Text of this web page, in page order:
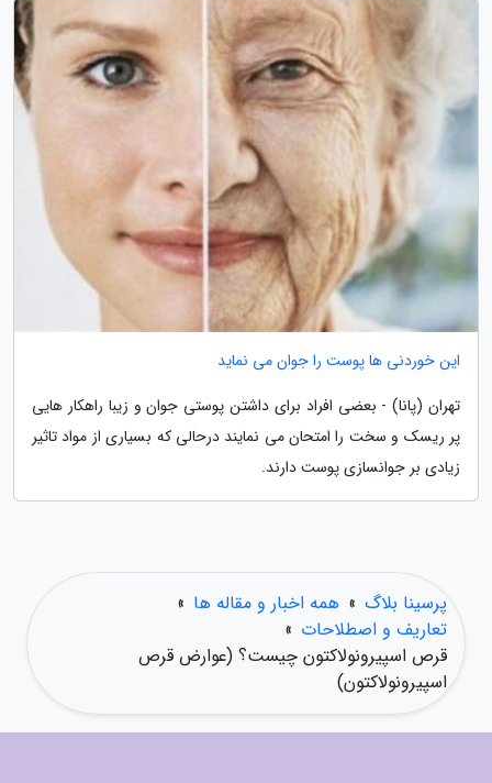
این خوردنی ها پوست را جوان می نماید
تهران (پانا) - بعضی افراد برای داشتن پوستی جوان و زیبا راهکار هایی
پر ریسک و سخت را امتحان می نمایند درحالی که بسیاری از مواد تاثیر
زیادی بر جوانسازی پوست دارند.
پرسینا بلاگ » همه اخبار و مقاله ها »
تعاریف و اصطلاحات »
قرص اسپیرونولاکتون چیست؟ (عوارض قرص
اسپیرونولاکتون)